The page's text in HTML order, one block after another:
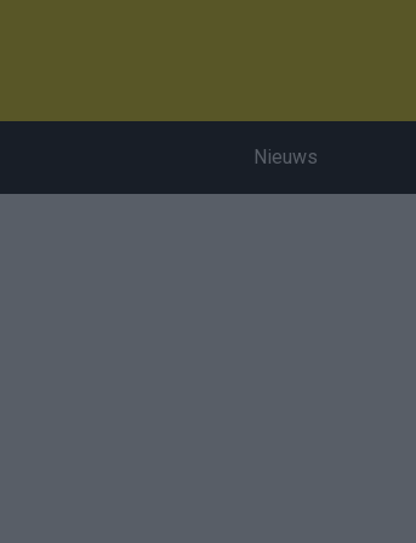
Nieuws